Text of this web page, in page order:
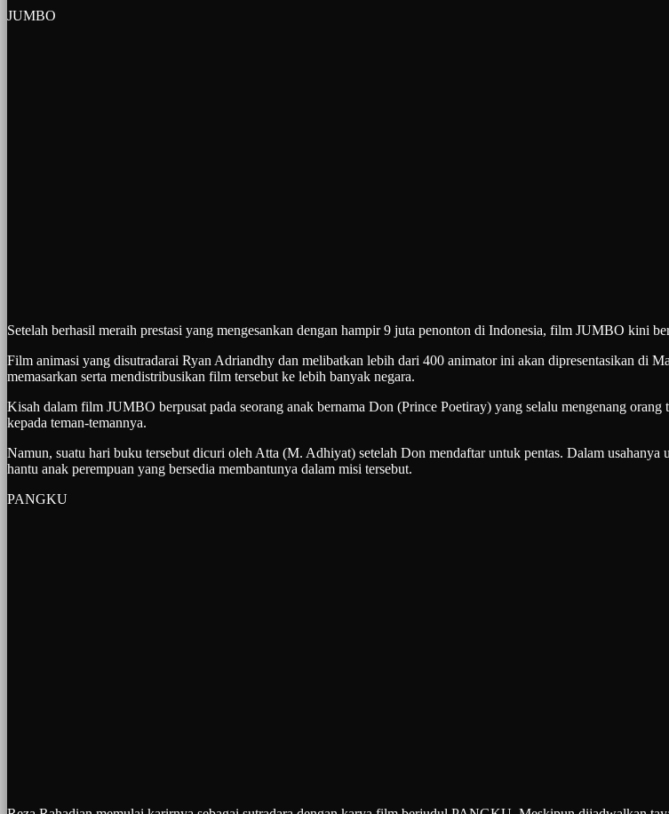
JUMBO
Setelah berhasil meraih prestasi yang mengesankan dengan hampir 9 juta penonton di Indonesia, film JUMBO kini
Film animasi yang disutradarai Ryan Adriandhy dan melibatkan lebih dari 400 animator ini akan dipresentasikan di
memasarkan serta mendistribusikan film tersebut ke lebih banyak negara.
Kisah dalam film JUMBO berpusat pada seorang anak bernama Don (Prince Poetiray) yang selalu mengenang
kepada teman-temannya.
Namun, suatu hari buku tersebut dicuri oleh Atta (M. Adhiyat) setelah Don mendaftar untuk pentas. Dalam
hantu anak perempuan yang bersedia membantunya dalam misi tersebut.
PANGKU